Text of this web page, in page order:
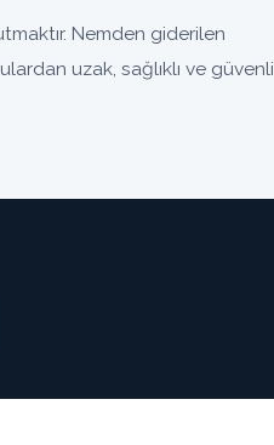
Nemden giderilen
uzak, sağlıklı ve güvenli